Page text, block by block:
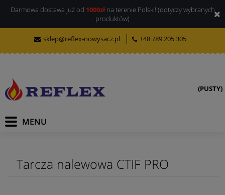
Darmowa dostawa już od 1000złna terenie Polski! (dotyczy wybranych
produktów)
sklep@reflex-nowysacz.pl +48 789 205 305
(PUSTY)
Tarcza nalewowa CTIF PRO